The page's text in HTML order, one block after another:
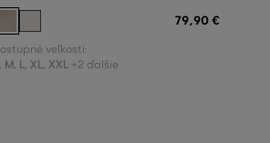
79,90 €
veľkosti:
M L XL XXL +2 ďalšie